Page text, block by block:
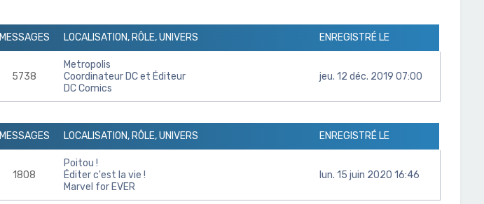
MESSAGES LOCALISATION, RÔLE, UNIVERS ENREGISTRÉ LE
5738
Metropolis
Coordinateur DC et Éditeur
DC Comics
jeu. 12 déc. 2019 07:00
MESSAGES LOCALISATION, RÔLE, UNIVERS ENREGISTRÉ LE
1808
Poitou !
Éditer c'est la vie !
Marvel for EVER
lun. 15 juin 2020 16:46